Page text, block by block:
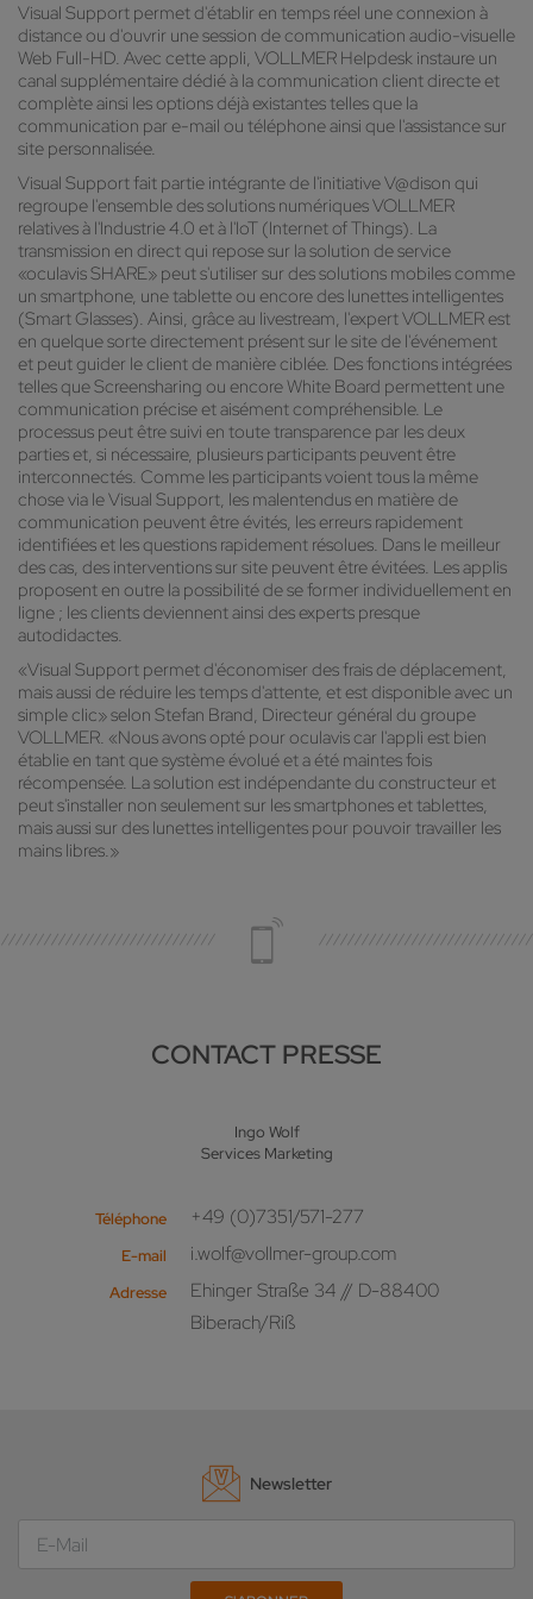
Visual Support permet d'établir en temps réel une connexion à
distance ou d'ouvrir une session de communication audio-visuelle
Web Full-HD. Avec cette appli, VOLLMER Helpdesk instaure un
canal supplémentaire dédié à la communication client directe et
complète ainsi les options déjà existantes telles que la
communication par e-mail ou téléphone ainsi que l'assistance sur
site personnalisée.
Visual Support fait partie intégrante de l'initiative V@dison qui
regroupe l'ensemble des solutions numériques VOLLMER
relatives à l'Industrie 4.0 et à l'IoT (Internet of Things). La
transmission en direct qui repose sur la solution de service
«oculavis SHARE» peut s'utiliser sur des solutions mobiles comme
un smartphone, une tablette ou encore des lunettes intelligentes
(Smart Glasses). Ainsi, grâce au livestream, l'expert VOLLMER est
en quelque sorte directement présent sur le site de l'événement
et peut guider le client de manière ciblée. Des fonctions intégrées
telles que Screensharing ou encore White Board permettent une
communication précise et aisément compréhensible. Le
processus peut être suivi en toute transparence par les deux
parties et, si nécessaire, plusieurs participants peuvent être
interconnectés. Comme les participants voient tous la même
chose via le Visual Support, les malentendus en matière de
communication peuvent être évités, les erreurs rapidement
identifiées et les questions rapidement résolues. Dans le meilleur
des cas, des interventions sur site peuvent être évitées. Les applis
proposent en outre la possibilité de se former individuellement en
ligne ; les clients deviennent ainsi des experts presque
autodidactes.
«Visual Support permet d'économiser des frais de déplacement,
mais aussi de réduire les temps d'attente, et est disponible avec un
simple clic» selon Stefan Brand, Directeur général du groupe
VOLLMER. «Nous avons opté pour oculavis car l'appli est bien
établie en tant que système évolué et a été maintes fois
récompensée. La solution est indépendante du constructeur et
peut s'installer non seulement sur les smartphones et tablettes,
mais aussi sur des lunettes intelligentes pour pouvoir travailler les
mains libres.»
CONTACT PRESSE
Ingo Wolf
Services Marketing
Téléphone +49 (0)7351/571-277
E-mail i.wolf@vollmer-group.com
Adresse
Ehinger Straße 34 // D-88400
Biberach/Riß
Newsletter